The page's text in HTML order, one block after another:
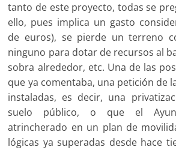
tanto de este proyecto, todas se
ello, pues implica un gasto
de euros), se pierde un terreno
ninguno para dotar de recursos al
sobra alrededor, etc. Una de las
que ya comentaba, una petición de
instaladas, es decir, una
suelo público, o que el
atrincherado en un plan de
lógicas ya superadas desde hace